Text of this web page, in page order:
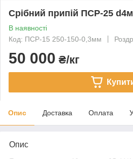
Срібний припій ПСР-25
В наявності
Код: ПСР-15 250-150-0,3мм
50 000 ₴/кг
Опис Доставка Оплата
Опис